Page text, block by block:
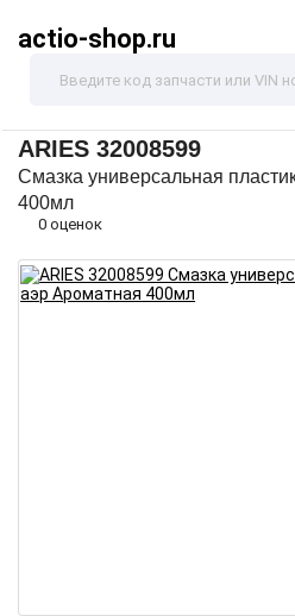
actio-shop.ru
ARIES 32008599
Смазка универсальная
400мл
0 оценок